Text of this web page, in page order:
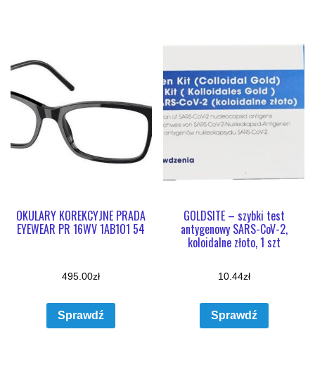
OKULARY KOREKCYJNE PRADA
EYEWEAR PR 16WV 1AB1O1 54
495.00zł
Sprawdź
GOLDSITE – szybki test
antygenowy SARS-CoV-2,
koloidalne złoto, 1 szt
10.44zł
Sprawdź